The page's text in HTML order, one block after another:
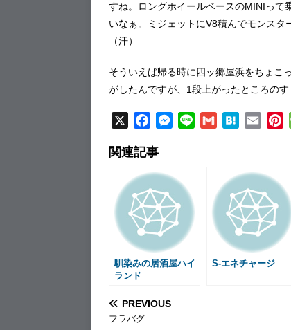
すね。ロングホイールベースのMINIって
いなぁ。ミジェットにV8積んでモンス
（汗）
そういえば帰る時に四ッ郷屋浜をちょこ
がしたんですが、1段上がったところの
c
e
b
o
o
k
M
e
n
g
H
a
P
e
s
関連記事
馴染みの居酒屋ハイ
ランド
S-エネチャージ
PREVIOUS
フラバグ